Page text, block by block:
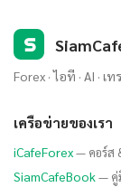
S
Forex · ไอที · AI ·
เครือข่ายของเรา
iCafeForex— คอร์ส
SiamCafeBook— คู่